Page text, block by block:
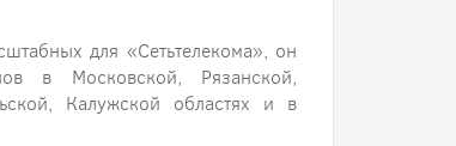
для «Сетьтелекома», он
в Московской, Рязанской,
Калужской областях и в